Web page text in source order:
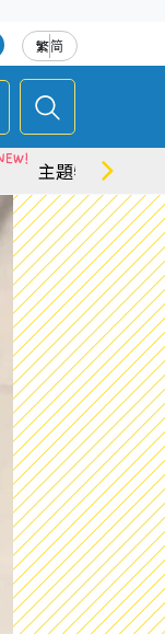
繁简
主題特集